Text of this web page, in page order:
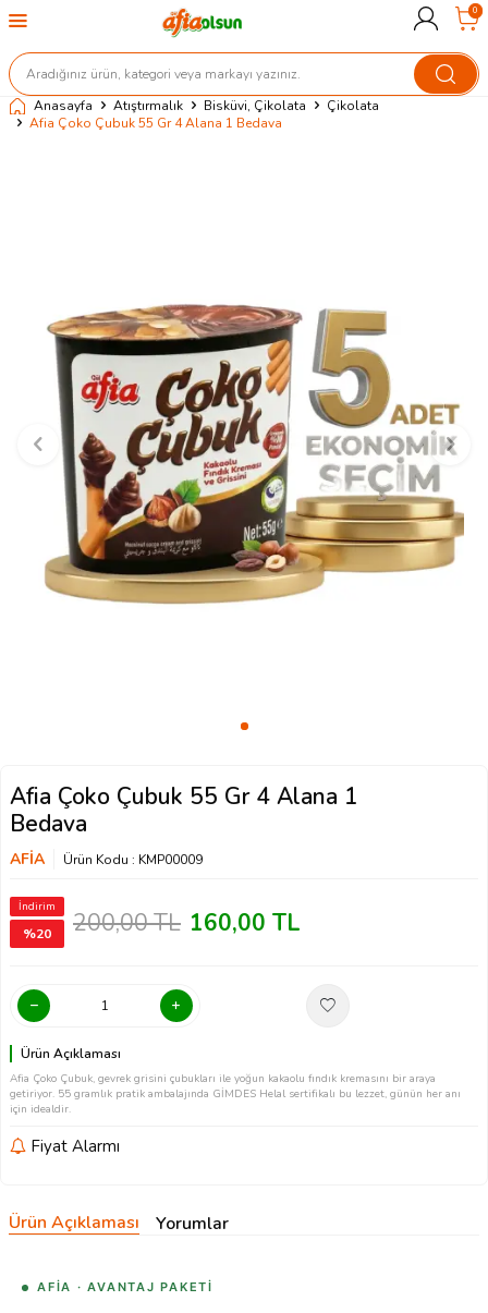
0
Anasayfa Atıştırmalık Bisküvi, Çikolata
Çikolata
Afia Çoko Çubuk 55 Gr 4 Alana 1 Bedava
Afia Çoko Çubuk 55 Gr 4 Alana 1
Bedava
AFİA Ürün Kodu : KMP00009
İndirim
%20 200,00TL 160,00 TL
Ürün Açıklaması
Afia Çoko Çubuk, gevrek grisini çubukları ile yoğun kakaolu fındık kremasını bir araya
getiriyor. 55 gramlık pratik ambalajında GİMDES Helal sertifikalı bu lezzet, günün her anı
için idealdir.
Fiyat Alarmı
Ürün Açıklaması Yorumlar
AFIA · AVANTAJ PAKETI